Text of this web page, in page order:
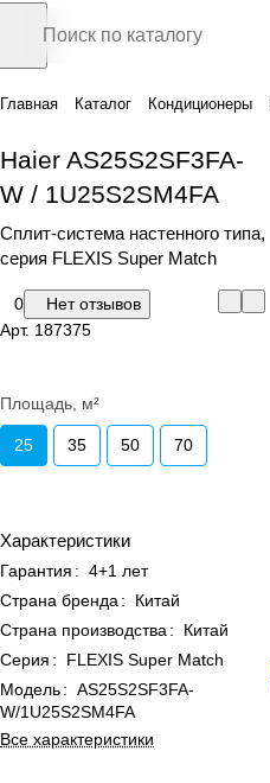
Главная Каталог Кондиционеры
Haier AS25S2SF3FA-
W / 1U25S2SM4FA
Сплит-система настенного типа,
серия FLEXIS Super Match
0
Нет отзывов
Арт. 187375
Площадь, м²
25 35 50 70
Характеристики
Гарантия : 4+1 лет
Страна бренда :
Китай
Страна производства :
Китай
Серия :
FLEXIS Super Match
Модель: AS25S2SF3FA-
W/1U25S2SM4FA
Все характеристики